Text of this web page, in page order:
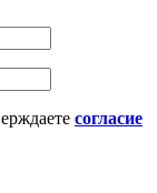
согласие